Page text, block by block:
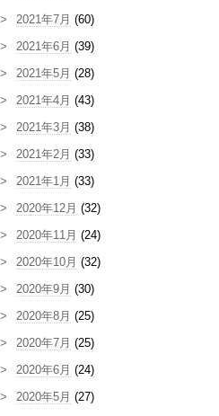
2021年7月 (60)
2021年6月 (39)
2021年5月 (28)
2021年4月 (43)
2021年3月 (38)
2021年2月 (33)
2021年1月 (33)
2020年12月 (32)
2020年11月 (24)
2020年10月 (32)
2020年9月 (30)
2020年8月 (25)
2020年7月 (25)
2020年6月 (24)
2020年5月 (27)